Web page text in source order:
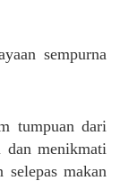
sempurna
tumpuan dari
dan menikmati
selepas makan